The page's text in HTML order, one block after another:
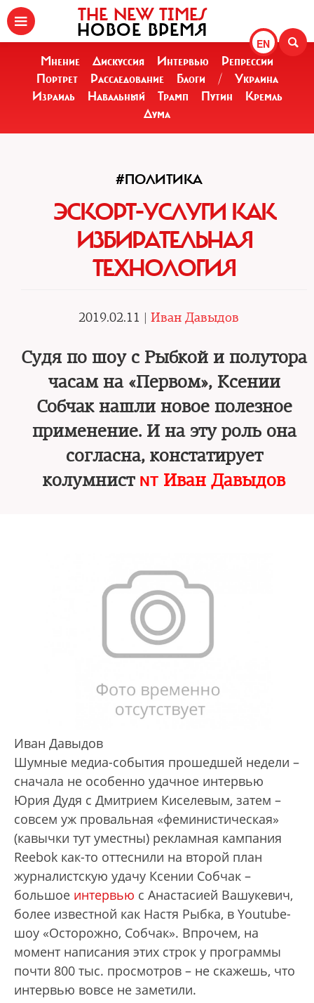
EN
THE NEW TIMES
НОВОЕ ВРЕМЯ
Мнение Дискуссия Интервью
Репрессии
Портрет
Расследование Блоги /
Украина
Израиль
Навальный Трамп Путин
Кремль
Дума
#ПОЛИТИКА
ЭСКОРТ-УСЛУГИ КАК
ИЗБИРАТЕЛЬНАЯ
ТЕХНОЛОГИЯ
2019.02.11 | Иван Давыдов
Судя по шоу с Рыбкой и полутора
часам на «Первом», Ксении
Собчак нашли новое полезное
применение. И на эту роль она
согласна, констатирует
колумнист NT Иван Давыдов
Иван Давыдов
Шумные медиа-события прошедшей недели –
сначала не особенно удачное интервью
Юрия Дудя с Дмитрием Киселевым, затем –
совсем уж провальная «феминистическая»
(кавычки тут уместны) рекламная кампания
Reebok как-то оттеснили на второй план
журналистскую удачу Ксении Собчак –
большое интервью с Анастасией Вашукевич,
более известной как Настя Рыбка, в Youtube-
шоу «Осторожно, Собчак». Впрочем, на
момент написания этих строк у программы
почти 800 тыс. просмотров – не скажешь, что
интервью вовсе не заметили.